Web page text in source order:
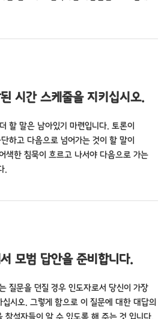
시간 스케줄을 지키십시오.
할 말은 남아있기 마련입니다. 토론이
하고 다음으로 넘어가는 것이 할 말이
색한 침묵이 흐르고 나서야 다음으로 가는
.
모범 답안을 준비합니다.
질문을 던질 경우 인도자로서 당신이 가장
시오. 그렇게 함으로 이 질문에 대한 대답의
참석자들이 알 수 있도록 해 주는 것 입니다.